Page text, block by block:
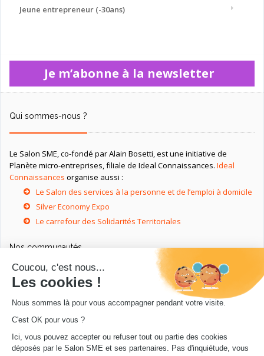
Jeune entrepreneur (-30ans)
Je m’abonne à la newsletter
Qui sommes-nous ?
Le Salon SME, co-fondé par Alain Bosetti, est une initiative de
Planète micro-entreprises, filiale de Ideal Connaissances. Ideal
Connaissances organise aussi :
Le Salon des services à la personne et de l’emploi à domicile
Silver Economy Expo
Le carrefour des Solidarités Territoriales
Nos communautés
Ressources utiles